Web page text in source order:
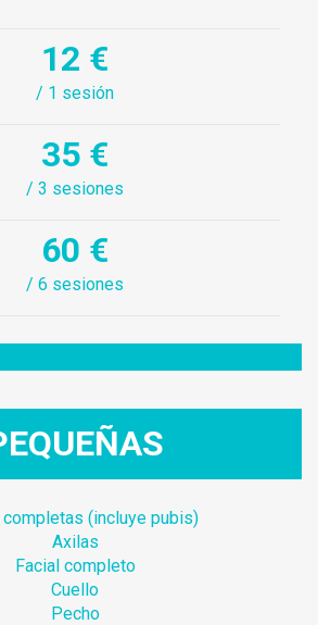
12 €
/ 1 sesión
35 €
/ 3 sesiones
60 €
/ 6 sesiones
(incluye pubis)
Axilas
Facial completo
Cuello
Pecho